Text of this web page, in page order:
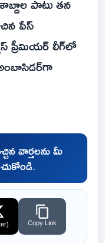
పేస్
ప్రీమియర్ లీగ్‌లో
వార్తలను మీ
Copy Link